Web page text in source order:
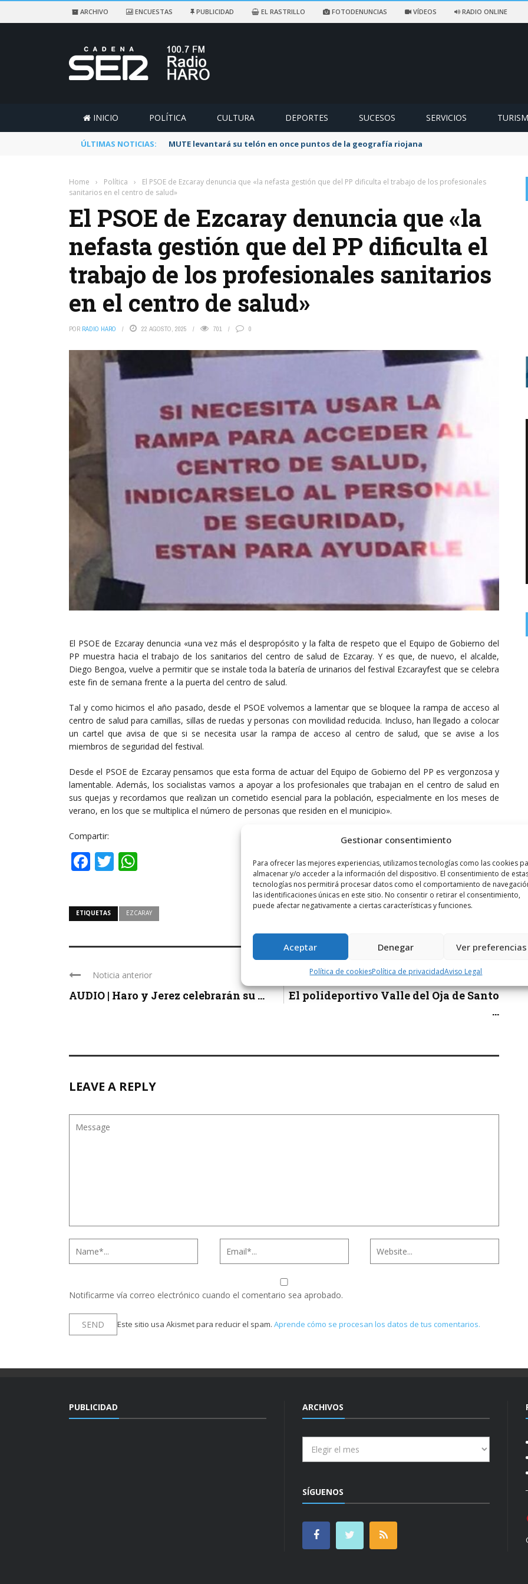
Gestionar consentimiento
Para ofrecer las mejores experiencias, utilizamos tecnologías como las cookies
almacenar y/o acceder a la información del dispositivo. El consentimiento de
tecnologías nos permitirá procesar datos como el comportamiento de
las identificaciones únicas en este sitio. No consentir o retirar el consentimiento,
puede afectar negativamente a ciertas características y funciones.
Aceptar Denegar Ver preferencias
Política de cookiesPolítica de privacidadAviso Legal
ARCHIVO ENCUESTAS PUBLICIDAD EL RASTRILLO FOTODENUNCIAS VÍDEOS RADIO ONLINE
INICIO POLÍTICA CULTURA DEPORTES SUCESOS SERVICIOS
ÚLTIMAS NOTICIAS: MUTE levantará su telón en once puntos de la geografía riojana
Home › Política ›
El PSOE de Ezcaray denuncia que «la nefasta gestión que del PP dificulta el trabajo de los profesionales
sanitarios en el centro de salud»
El PSOE de Ezcaray denuncia que «la
nefasta gestión que del PP dificulta el
trabajo de los profesionales sanitarios
en el centro de salud»
POR RADIO HARO 22 AGOSTO, 2025 701 0
El PSOE de Ezcaray denuncia «una vez más el despropósito y la falta de respeto que el Equipo de Gobierno del
PP muestra hacia el trabajo de los sanitarios del centro de salud de Ezcaray. Y es que, de nuevo, el alcalde,
Diego Bengoa, vuelve a permitir que se instale toda la batería de urinarios del festival Ezcarayfest que se celebra
este fin de semana frente a la puerta del centro de salud.
Tal y como hicimos el año pasado, desde el PSOE volvemos a lamentar que se bloquee la rampa de acceso al
centro de salud para camillas, sillas de ruedas y personas con movilidad reducida. Incluso, han llegado a colocar
un cartel que avisa de que si se necesita usar la rampa de acceso al centro de salud, que se avise a los
miembros de seguridad del festival.
Desde el PSOE de Ezcaray pensamos que esta forma de actuar del Equipo de Gobierno del PP es vergonzosa y
lamentable. Además, los socialistas vamos a apoyar a los profesionales que trabajan en el centro de salud en
sus quejas y recordamos que realizan un cometido esencial para la población, especialmente en los meses de
verano, en los que se multiplica el número de personas que residen en el municipio».
Compartir:
Facebook
Twitter
ETIQUETAS EZCARAY
Noticia anterior
AUDIO | Haro y Jerez celebrarán su ...
Siguiente noticia
El polideportivo Valle del Oja de Santo
...
LEAVE A REPLY
Notificarme vía correo electrónico cuando el comentario sea aprobado.
Este sitio usa Akismet para reducir el spam. Aprende cómo se procesan los datos de tus comentarios.
PUBLICIDAD ARCHIVOS
SÍGUENOS